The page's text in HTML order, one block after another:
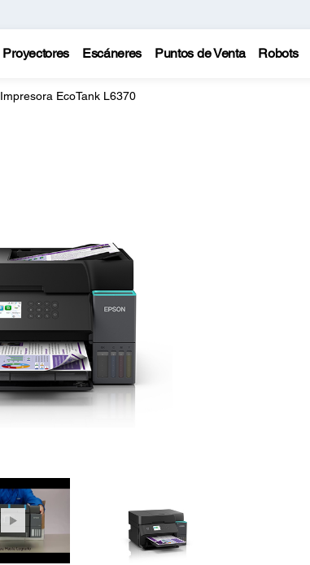
Proyectores Escáneres Puntos de Venta Robots
Impresora EcoTank L6370